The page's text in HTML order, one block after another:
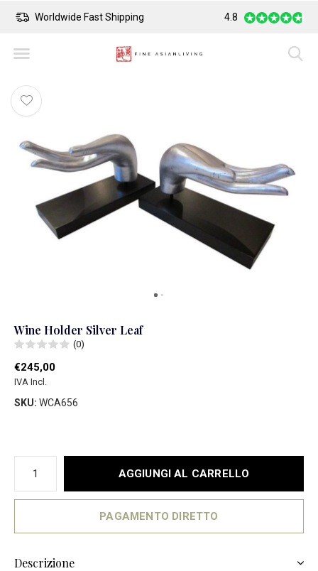
Worldwide Fast Shipping Safe Payment
4.8
Wine Holder Silver Leaf
(0)
€245,00
IVA Incl.
SKU: WCA656
AGGIUNGI AL CARRELLO
PAGAMENTO DIRETTO
Descrizione